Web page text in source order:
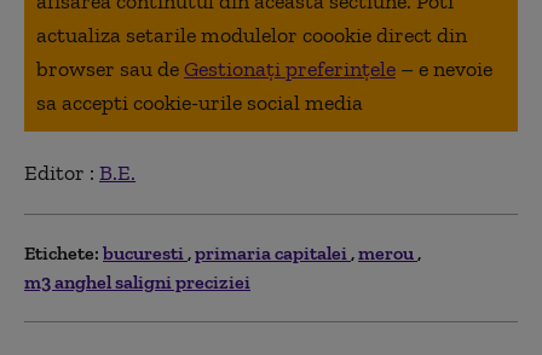
actualiza setarile modulelor coookie direct din
browser sau deGestionați preferințele – e nevoie
sa accepti cookie-urile social media
Editor : B.E.
Etichete: bucuresti primaria capitalei merou
m3 anghel saligni preciziei